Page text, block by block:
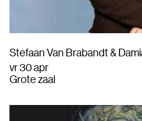
Stefaan Van Brabandt &
vr 30 apr
Grote zaal